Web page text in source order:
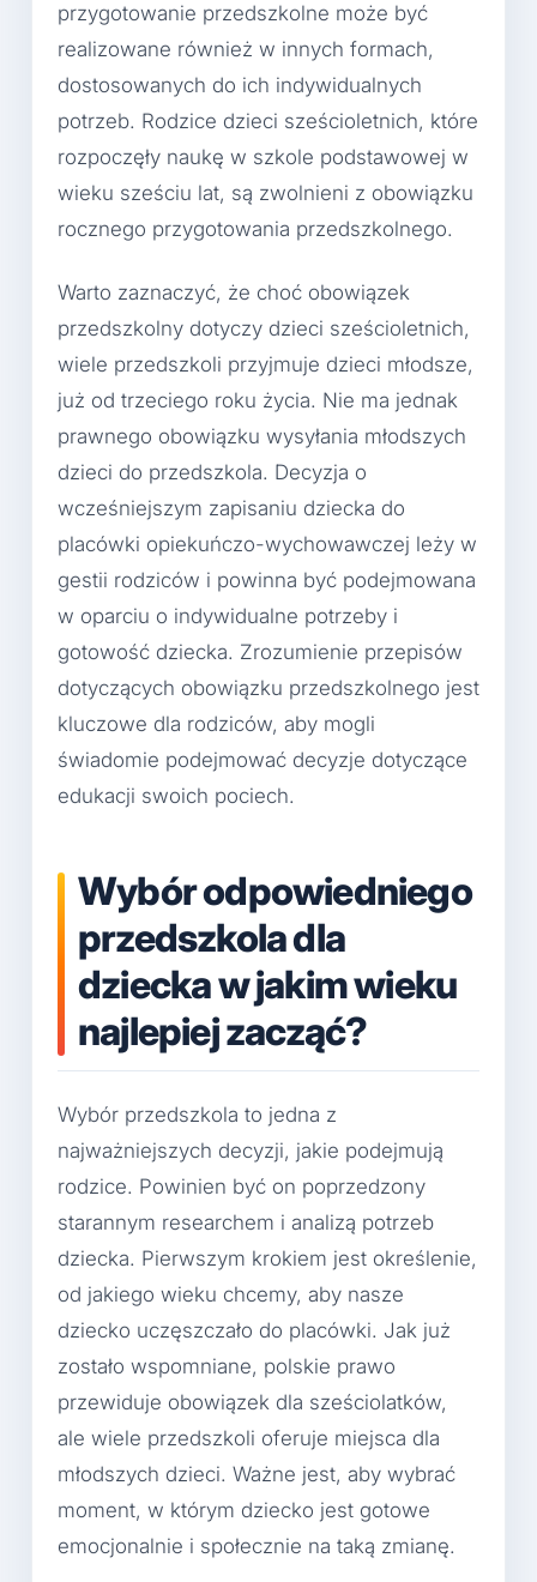
przygotowanie przedszkolne może być
realizowane również w innych formach,
dostosowanych do ich indywidualnych
potrzeb. Rodzice dzieci sześcioletnich, które
rozpoczęły naukę w szkole podstawowej w
wieku sześciu lat, są zwolnieni z obowiązku
rocznego przygotowania przedszkolnego.
Warto zaznaczyć, że choć obowiązek
przedszkolny dotyczy dzieci sześcioletnich,
wiele przedszkoli przyjmuje dzieci młodsze,
już od trzeciego roku życia. Nie ma jednak
prawnego obowiązku wysyłania młodszych
dzieci do przedszkola. Decyzja o
wcześniejszym zapisaniu dziecka do
placówki opiekuńczo-wychowawczej leży w
gestii rodziców i powinna być podejmowana
w oparciu o indywidualne potrzeby i
gotowość dziecka. Zrozumienie przepisów
dotyczących obowiązku przedszkolnego jest
kluczowe dla rodziców, aby mogli
świadomie podejmować decyzje dotyczące
edukacji swoich pociech.
Wybór odpowiedniego
przedszkola dla
dziecka w jakim wieku
najlepiej zacząć?
Wybór przedszkola to jedna z
najważniejszych decyzji, jakie podejmują
rodzice. Powinien być on poprzedzony
starannym researchem i analizą potrzeb
dziecka. Pierwszym krokiem jest określenie,
od jakiego wieku chcemy, aby nasze
dziecko uczęszczało do placówki. Jak już
zostało wspomniane, polskie prawo
przewiduje obowiązek dla sześciolatków,
ale wiele przedszkoli oferuje miejsca dla
młodszych dzieci. Ważne jest, aby wybrać
moment, w którym dziecko jest gotowe
emocjonalnie i społecznie na taką zmianę.